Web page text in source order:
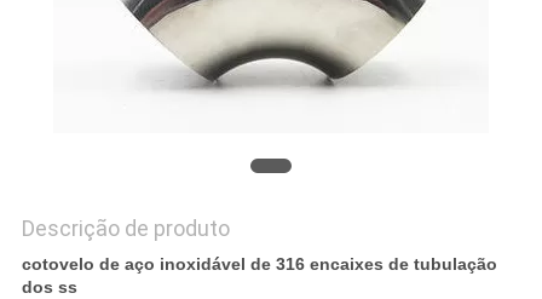
Descrição de produto
cotovelo de aço inoxidável de 316 encaixes de tubulação
dos ss